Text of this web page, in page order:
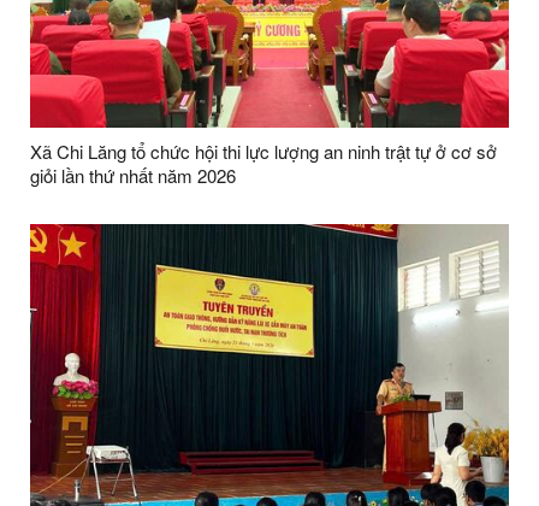
Xã Chi Lăng tổ chức hội thi lực lượng an ninh trật tự ở cơ sở
giỏi lần thứ nhất năm 2026